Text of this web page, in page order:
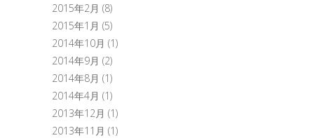
2015年2月 (8)
2015年1月 (5)
2014年10月 (1)
2014年9月 (2)
2014年8月 (1)
2014年4月 (1)
2013年12月 (1)
2013年11月 (1)